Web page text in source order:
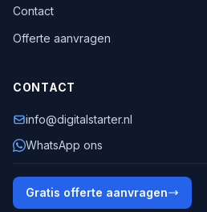
Contact
Offerte aanvragen
CONTACT
info@digitalstarter.nl
WhatsApp ons
Gratis offerte aanvragen